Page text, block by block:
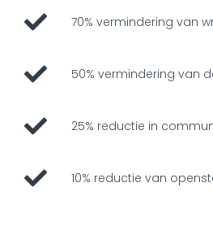
70% vermindering van
50% vermindering van
25% reductie in
10% reductie van